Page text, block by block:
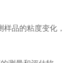
品的粘度变化，